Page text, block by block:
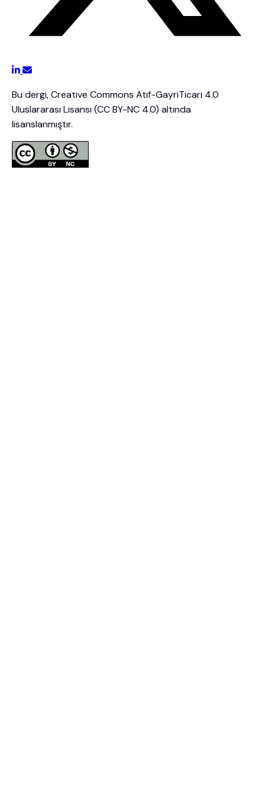
Bu dergi, Creative Commons Atıf-GayriTicari 4.0
Uluslararası Lisansı (CC BY-NC 4.0) altında
lisanslanmıştır.